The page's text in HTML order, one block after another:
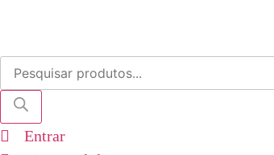
Pesquisar
produtos
Entrar